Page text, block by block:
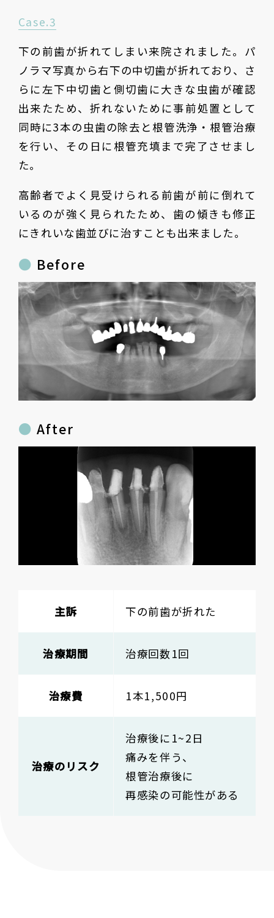
Case.3
下の前歯が折れてしまい来院されました。パ
ノラマ写真から右下の中切歯が折れており、さ
らに左下中切歯と側切歯に大きな虫歯が確認
出来たため、折れないために事前処置として
同時に3本の虫歯の除去と根管洗浄・根管治療
を行い、その日に根管充填まで完了させまし
た。
高齢者でよく見受けられる前歯が前に倒れて
いるのが強く見られたため、歯の傾きも修正
にきれいな歯並びに治すことも出来ました。
Before
After
主訴 下の前歯が折れた
治療期間 治療回数1回
治療費 1本1,500円
治療のリスク
治療後に1~2日
痛みを伴う、
根管治療後に
再感染の可能性がある